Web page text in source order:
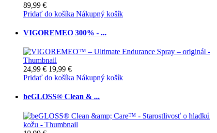
89,99 €
Pridať do košíka Nákupný košík
VIGOREMEO 300% - ...
24,99 € 19,99 €
Pridať do košíka Nákupný košík
beGLOSS® Clean & ...